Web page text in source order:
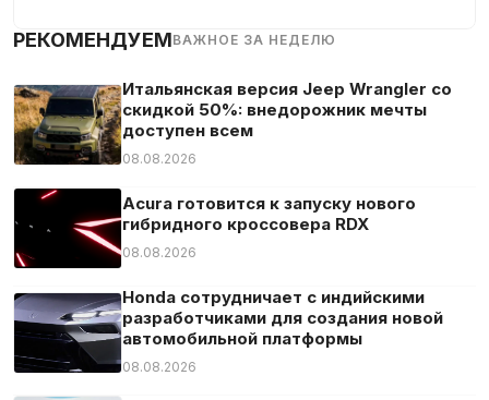
РЕКОМЕНДУЕМВАЖНОЕ ЗА НЕДЕЛЮ
Итальянская версия Jeep Wrangler со
скидкой 50%: внедорожник мечты
доступен всем
08.08.2026
Acura готовится к запуску нового
гибридного кроссовера RDX
08.08.2026
Honda сотрудничает с индийскими
разработчиками для создания новой
автомобильной платформы
08.08.2026